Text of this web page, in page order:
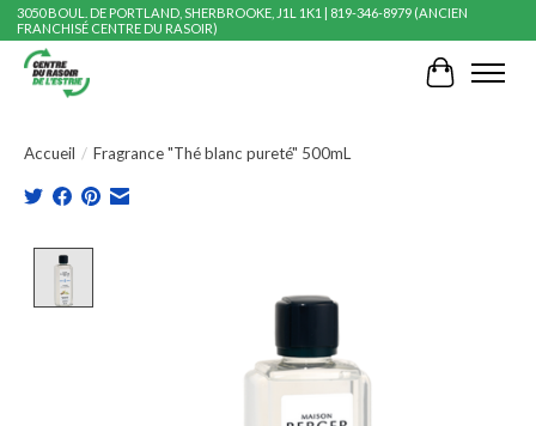
3050 BOUL. DE PORTLAND, SHERBROOKE, J1L 1K1 | 819-346-8979 (ANCIEN
FRANCHISÉ CENTRE DU RASOIR)
Panier
Accueil / Fragrance "Thé blanc pureté" 500mL